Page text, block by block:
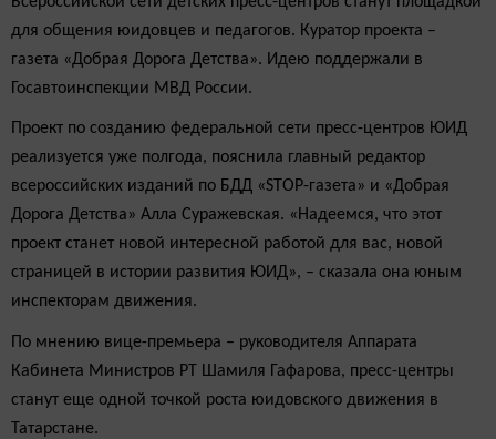
для общения юидовцев и педагогов. Куратор проекта –
газета «Добрая Дорога Детства». Идею поддержали в
Госавтоинспекции МВД России.
Проект по созданию федеральной сети пресс-центров ЮИД
реализуется уже полгода, пояснила главный редактор
всероссийских изданий по БДД «STOP-газета» и «Добрая
Дорога Детства» Алла Суражевская. «Надеемся, что этот
проект станет новой интересной работой для вас, новой
страницей в истории развития ЮИД», – сказала она юным
инспекторам движения.
По мнению вице-премьера – руководителя Аппарата
Кабинета Министров РТ Шамиля Гафарова, пресс-центры
станут еще одной точкой роста юидовского движения в
Татарстане.